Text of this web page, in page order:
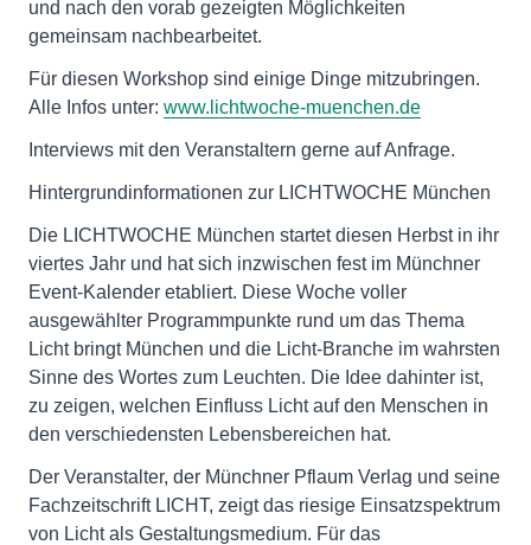
und nach den vorab gezeigten Möglichkeiten
gemeinsam nachbearbeitet.
Für diesen Workshop sind einige Dinge mitzubringen.
Alle Infos unter: www.lichtwoche-muenchen.de
Interviews mit den Veranstaltern gerne auf Anfrage.
Hintergrundinformationen zur LICHTWOCHE München
Die LICHTWOCHE München startet diesen Herbst in ihr
viertes Jahr und hat sich inzwischen fest im Münchner
Event-Kalender etabliert. Diese Woche voller
ausgewählter Programmpunkte rund um das Thema
Licht bringt München und die Licht-Branche im wahrsten
Sinne des Wortes zum Leuchten. Die Idee dahinter ist,
zu zeigen, welchen Einfluss Licht auf den Menschen in
den verschiedensten Lebensbereichen hat.
Der Veranstalter, der Münchner Pflaum Verlag und seine
Fachzeitschrift LICHT, zeigt das riesige Einsatzspektrum
von Licht als Gestaltungsmedium. Für das